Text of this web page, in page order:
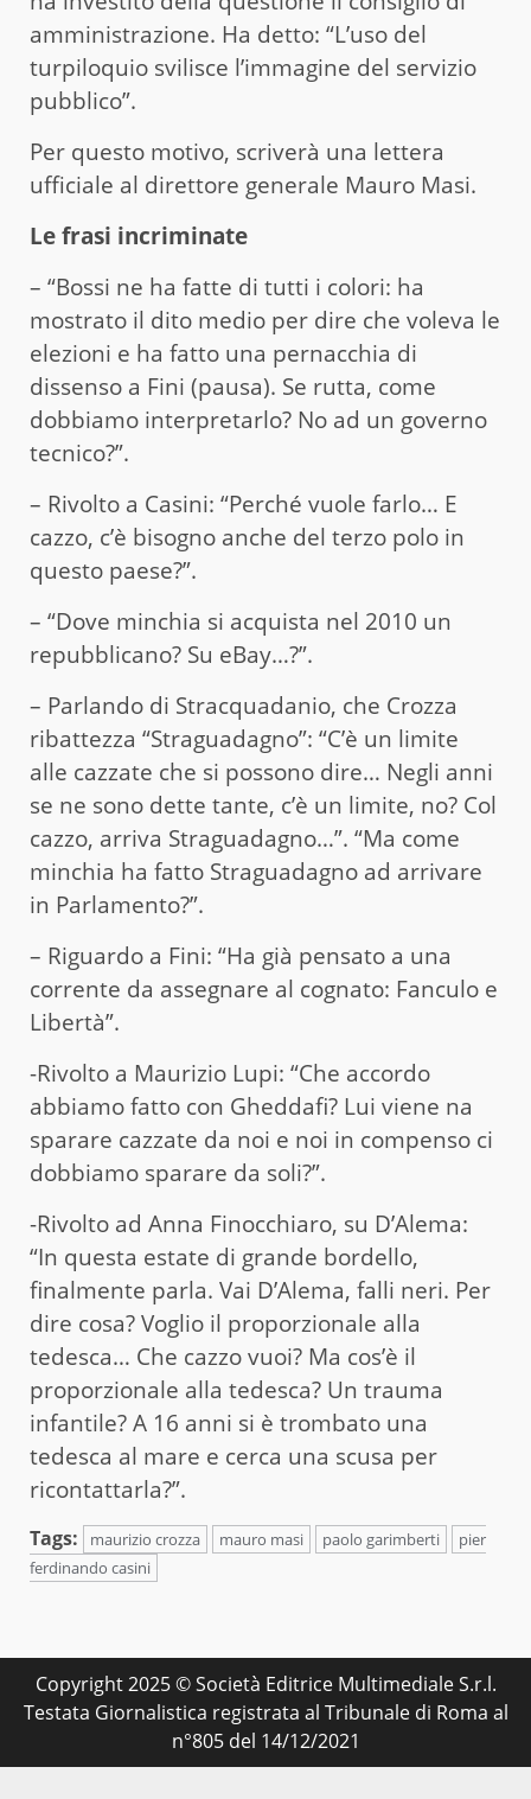
amministrazione. Ha detto: “L’uso del
turpiloquio svilisce l’immagine del servizio
pubblico”.
Per questo motivo, scriverà una lettera
ufficiale al direttore generale Mauro Masi.
Le frasi incriminate
– “Bossi ne ha fatte di tutti i colori: ha
mostrato il dito medio per dire che voleva le
elezioni e ha fatto una pernacchia di
dissenso a Fini (pausa). Se rutta, come
dobbiamo interpretarlo? No ad un governo
tecnico?”.
– Rivolto a Casini: “Perché vuole farlo… E
cazzo, c’è bisogno anche del terzo polo in
questo paese?”.
– “Dove minchia si acquista nel 2010 un
repubblicano? Su eBay…?”.
– Parlando di Stracquadanio, che Crozza
ribattezza “Straguadagno”: “C’è un limite
alle cazzate che si possono dire… Negli anni
se ne sono dette tante, c’è un limite, no? Col
cazzo, arriva Straguadagno…”. “Ma come
minchia ha fatto Straguadagno ad arrivare
in Parlamento?”.
– Riguardo a Fini: “Ha già pensato a una
corrente da assegnare al cognato: Fanculo e
Libertà”.
-Rivolto a Maurizio Lupi: “Che accordo
abbiamo fatto con Gheddafi? Lui viene na
sparare cazzate da noi e noi in compenso ci
dobbiamo sparare da soli?”.
-Rivolto ad Anna Finocchiaro, su D’Alema:
“In questa estate di grande bordello,
finalmente parla. Vai D’Alema, falli neri. Per
dire cosa? Voglio il proporzionale alla
tedesca… Che cazzo vuoi? Ma cos’è il
proporzionale alla tedesca? Un trauma
infantile? A 16 anni si è trombato una
tedesca al mare e cerca una scusa per
ricontattarla?”.
Tags: maurizio crozza mauro masi paolo garimberti
pier
ferdinando casini
Copyright 2025 © Società Editrice Multimediale S.r.l.
Testata Giornalistica registrata al Tribunale di Roma al
n°805 del 14/12/2021